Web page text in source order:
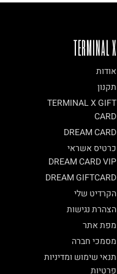
TERMINAL X
אודות
תקנון
TERMINAL X GIFT
CARD
DREAM CARD
כרטיס אשראי
DREAM CARD VIP
DREAM GIFTCARD
הקרדיט שלי
הצהרת נגישות
מפת אתר
מסמכי חברה
תנאי שימוש ומדיניות
פרטיות